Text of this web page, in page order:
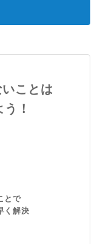
ことは
！
とで
く解決